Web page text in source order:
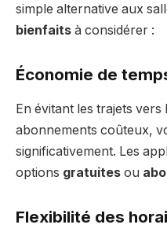
simple alternative aux
bienfaits à considérer :
Économie de
En évitant les trajets vers
abonnements coûteux,
significativement. Les
options gratuites ou
Flexibilité des